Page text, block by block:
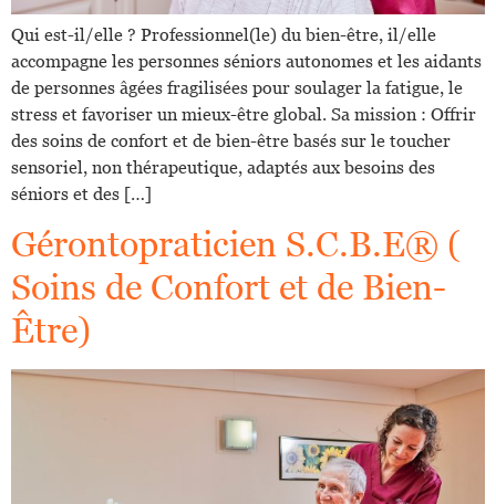
Qui est-il/elle ? Professionnel(le) du bien-être, il/elle
accompagne les personnes séniors autonomes et les aidants
de personnes âgées fragilisées pour soulager la fatigue, le
stress et favoriser un mieux-être global. Sa mission : Offrir
des soins de confort et de bien-être basés sur le toucher
sensoriel, non thérapeutique, adaptés aux besoins des
séniors et des […]
Gérontopraticien S.C.B.E® (
Soins de Confort et de Bien-
Être)